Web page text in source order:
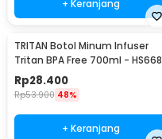
+ Keranjang
TRITAN Botol Minum Infuser
Tritan BPA Free 700ml - HS668
Rp28.400
Rp53.900 48%
+ Keranjang